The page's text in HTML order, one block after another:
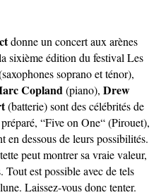
donne un concert aux arènes
sixième édition du festival Les
soprano et ténor),
Copland(piano), Drew
(batterie) sont des célébrités de
“Five on One“ (Pirouet),
en dessous de leurs possibilités.
peut montrer sa vraie valeur,
Tout est possible avec de tels
Laissez-vous donc tenter.